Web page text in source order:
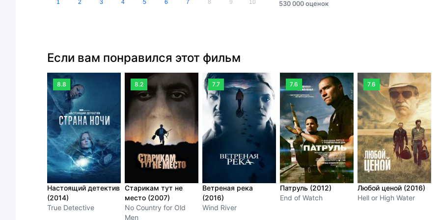
1 2 3 4 5 6 7 8 9 10 530 000 оценок
Если вам понравился этот фильм
8.8
Настоящий детектив
(2014)
True Detective
8.2
Старикам тут не
место (2007)
No Country for Old
Men
7.7
Ветреная река
(2016)
Wind River
7.6
Патруль (2012)
End of Watch
7.6
Любой ценой (2016)
Hell or High Water